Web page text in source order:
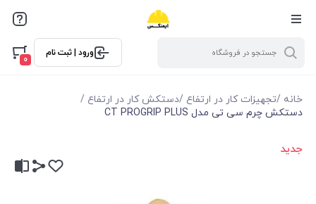
ورود | ثبت نام
0
خانه /تجهیزات کار در ارتفاع /دستکش کار در ارتفاع /
دستکش چرم سی تی مدل CT PROGRIP PLUS
جدید